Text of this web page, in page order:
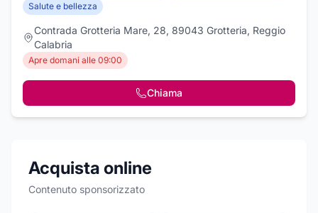
Salute e bellezza
Contrada Grotteria Mare, 28, 89043 Grotteria, Reggio
Calabria
Apre domani alle 09:00
Chiama
Acquista online
Contenuto sponsorizzato